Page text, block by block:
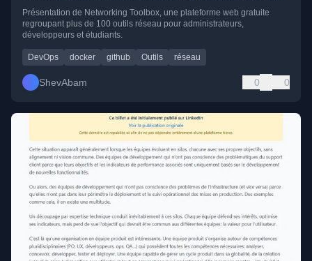
Présentation de Networking Toolbox, une plateforme web gratuite
regroupant plus de 100 outils réseau pour administrateurs,
développeurs et étudiants.
DevOps docker github Outils réseau
ShevAbam 0 0